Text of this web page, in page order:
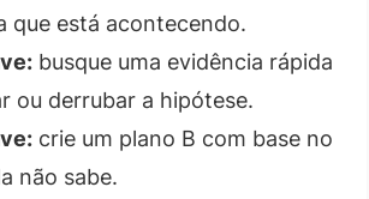
que está acontecendo.
busque uma evidência rápida
ou derrubar a hipótese.
crie um plano B com base no
não sabe.